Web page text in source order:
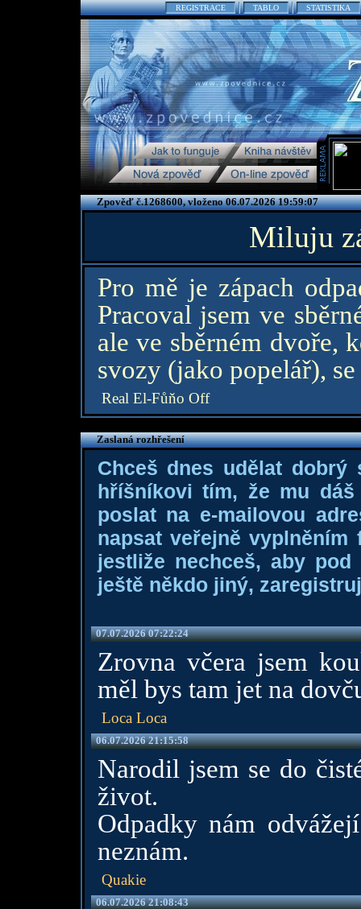
REGISTRACE TABLO STATISTIKA
Zpověď č.1268600, vloženo 06.07.2026 19:59:07
Miluju
Pro mě je zápach
Pracoval jsem ve
ale ve sběrném dvoře,
svozy (jako popelář),
Real El-Fůňo Off
Zaslaná rozhřešení
Chceš dnes udělat dobrý
hříšníkovi tím, že mu
poslat na e-mailovou
napsat veřejně
jestliže nechceš, aby
ještě někdo jiný,
07.07.2026 07:22:24
Zrovna včera jsem
měl bys tam jet na
Loca Loca
06.07.2026 21:15:58
Narodil jsem se do
život.
Odpadky nám
neznám.
Quakie
06.07.2026 21:08:43